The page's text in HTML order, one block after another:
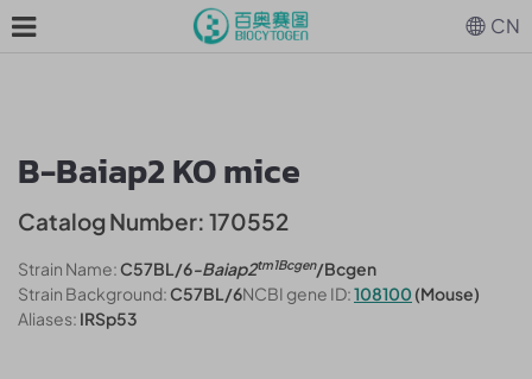
B-Baiap2 KO mice
Catalog Number: 170552
Strain Name:C57BL/6-Baiap2tm1Bcgen/Bcgen
Strain Background:C57BL/6NCBI gene ID:108100 (Mouse)
Aliases: IRSp53
CN